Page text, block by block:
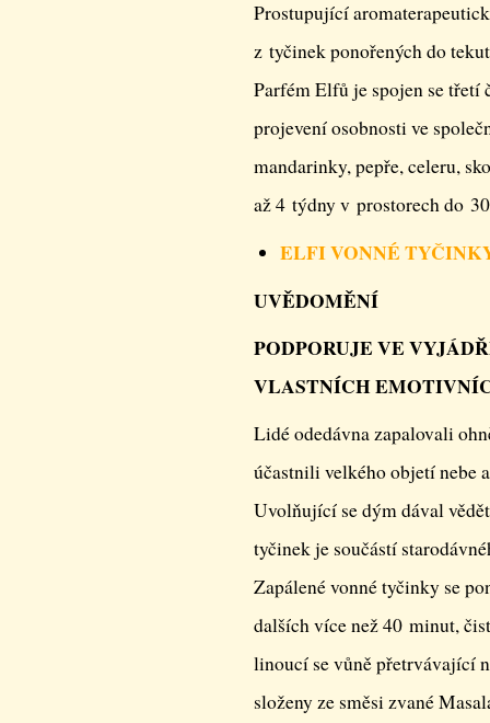
Prostupující
z tyčinek ponořených do
Parfém Elfů je spojen se
projevení osobnosti ve
mandarinky, pepře, celeru,
až 4 týdny v prostorech do
ELFI VONNÉ
UVĚDOMĚNÍ
PODPORUJE VE
VLASTNÍCH
Lidé odedávna zapalovali
účastnili velkého objetí nebe
Uvolňující se dým dával
tyčinek je součástí
Zapálené vonné tyčinky se
dalších více než 40 minut,
linoucí se vůně přetrvávající
složeny ze směsi zvané